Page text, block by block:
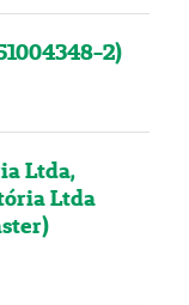
2)
Ltda,
Ltda